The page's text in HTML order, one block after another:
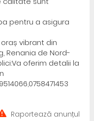
pentru a asigura
vibrant din
Renania de Nord-
oferim detalii la
Raportează anunțul